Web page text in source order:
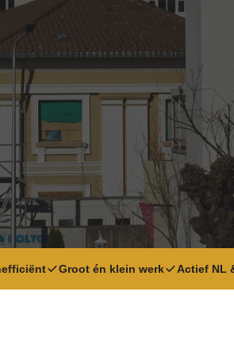
Groot én klein werk Actief NL